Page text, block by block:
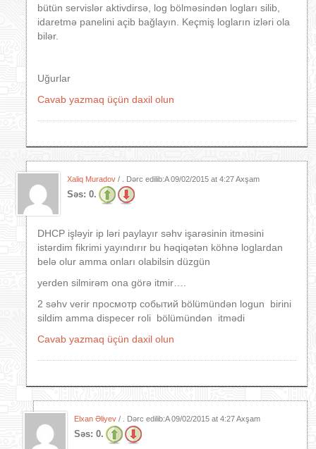
bütün servislər aktivdirsə, log bölməsindən logları silib,
idaretmə panelini açib bağlayın. Keçmiş logların izləri ola
bilər.
Uğurlar
Cavab yazmaq üçün daxil olun
Xaliq Muradov / . Dərc edilib:A09/02/2015 at 4:27 Axşam
Səs: 0.
DHCP işləyir ip ləri paylayır səhv işarəsinin itməsini
istərdim fikrimi yayındırır bu həqiqətən köhnə loglardan
belə olur amma onları olabilsin düzgün
yerden silmirəm ona görə itmir….
2 səhv verir просмотр событий bölümündən logun birini
sildim amma dispecer roli bölümündən itmədi
Cavab yazmaq üçün daxil olun
Elxan Əliyev / . Dərc edilib:A09/02/2015 at 4:27 Axşam
Səs: 0.